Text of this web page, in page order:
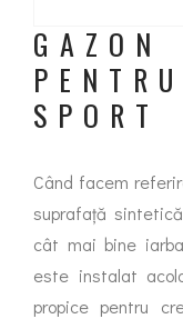
SPORT
Când facem
suprafață
cât mai bine
este instalat
propice pentru